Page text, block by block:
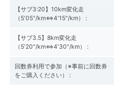
【サブ3:20】10km変化走
（5'05"/km⇔4'15"/km） :
【サブ3.5】8km変化走
（5'20"/km⇔4'30"/km） :
回数券利用で参加（※事前に回数券
をご購入ください） :